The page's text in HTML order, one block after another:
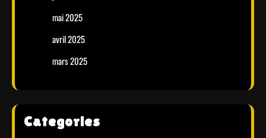
mai 2025
avril 2025
mars 2025
Categories